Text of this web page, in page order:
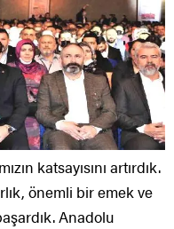
katsayısını artırdık.
önemli bir emek ve
Anadolu